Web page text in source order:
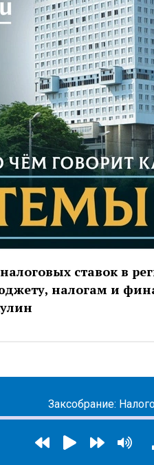
ставок в
налогам и
Заксобрание: